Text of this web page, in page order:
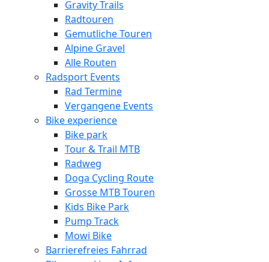
Gravity Trails
Radtouren
Gemutliche Touren
Alpine Gravel
Alle Routen
Radsport Events
Rad Termine
Vergangene Events
Bike experience
Bike park
Tour & Trail MTB
Radweg
Doga Cycling Route
Grosse MTB Touren
Kids Bike Park
Pump Track
Mowi Bike
Barrierefreies Fahrrad